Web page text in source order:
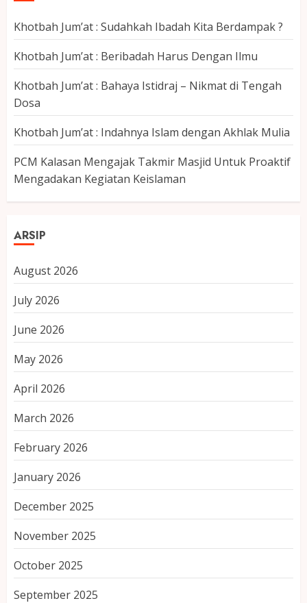
Khotbah Jum’at : Sudahkah Ibadah Kita Berdampak ?
Khotbah Jum’at : Beribadah Harus Dengan Ilmu
Khotbah Jum’at : Bahaya Istidraj – Nikmat di Tengah
Dosa
Khotbah Jum’at : Indahnya Islam dengan Akhlak Mulia
PCM Kalasan Mengajak Takmir Masjid Untuk Proaktif
Mengadakan Kegiatan Keislaman
ARSIP
August 2026
July 2026
June 2026
May 2026
April 2026
March 2026
February 2026
January 2026
December 2025
November 2025
October 2025
September 2025